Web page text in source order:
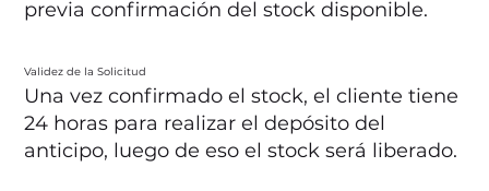
previa confirmación del stock disponible.
Validez de la Solicitud
Una vez confirmado el stock, el cliente tiene
24 horas para realizar el depósito del
anticipo, luego de eso el stock será liberado.